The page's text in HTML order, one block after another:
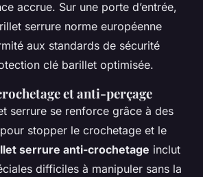
accrue. Sur une porte d’entrée,
serrure norme européenne
aux standards de sécurité
clé barillet optimisée.
et anti-perçage
serrure se renforce grâce à des
stopper le crochetage et le
serrure anti-crochetage inclut
difficiles à manipuler sans la